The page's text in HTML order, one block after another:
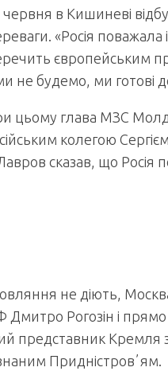
в Кишиневі
«Росія поважала
європейським
не будемо, ми готові
цьому глава МЗС
колегою
сказав, що
не діють,
Дмитро Рогозін і
представник
Придністровʼям.